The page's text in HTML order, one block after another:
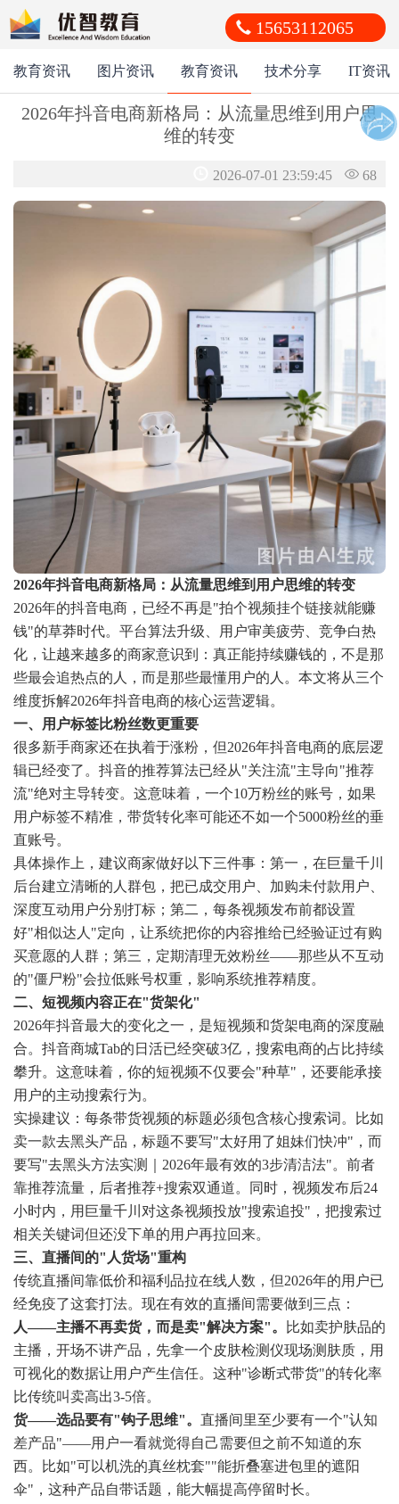
15653112065
教育资讯 图片资讯 教育资讯 技术分享 IT资讯
2026年抖音电商新格局：从流量思维到用户思
维的转变
2026-07-01 23:59:45 68
2026年抖音电商新格局：从流量思维到用户思维的转变
2026年的抖音电商，已经不再是"拍个视频挂个链接就能赚
钱"的草莽时代。平台算法升级、用户审美疲劳、竞争白热
化，让越来越多的商家意识到：真正能持续赚钱的，不是那
些最会追热点的人，而是那些最懂用户的人。本文将从三个
维度拆解2026年抖音电商的核心运营逻辑。
一、用户标签比粉丝数更重要
很多新手商家还在执着于涨粉，但2026年抖音电商的底层逻
辑已经变了。抖音的推荐算法已经从"关注流"主导向"推荐
流"绝对主导转变。这意味着，一个10万粉丝的账号，如果
用户标签不精准，带货转化率可能还不如一个5000粉丝的垂
直账号。
具体操作上，建议商家做好以下三件事：第一，在巨量千川
后台建立清晰的人群包，把已成交用户、加购未付款用户、
深度互动用户分别打标；第二，每条视频发布前都设置
好"相似达人"定向，让系统把你的内容推给已经验证过有购
买意愿的人群；第三，定期清理无效粉丝——那些从不互动
的"僵尸粉"会拉低账号权重，影响系统推荐精度。
二、短视频内容正在"货架化"
2026年抖音最大的变化之一，是短视频和货架电商的深度融
合。抖音商城Tab的日活已经突破3亿，搜索电商的占比持续
攀升。这意味着，你的短视频不仅要会"种草"，还要能承接
用户的主动搜索行为。
实操建议：每条带货视频的标题必须包含核心搜索词。比如
卖一款去黑头产品，标题不要写"太好用了姐妹们快冲"，而
要写"去黑头方法实测｜2026年最有效的3步清洁法"。前者
靠推荐流量，后者推荐+搜索双通道。同时，视频发布后24
小时内，用巨量千川对这条视频投放"搜索追投"，把搜索过
相关关键词但还没下单的用户再拉回来。
三、直播间的"人货场"重构
传统直播间靠低价和福利品拉在线人数，但2026年的用户已
经免疫了这套打法。现在有效的直播间需要做到三点：
人——主播不再卖货，而是卖"解决方案"。
比如卖护肤品的
主播，开场不讲产品，先拿一个皮肤检测仪现场测肤质，用
可视化的数据让用户产生信任。这种"诊断式带货"的转化率
比传统叫卖高出3-5倍。
货——选品要有"钩子思维"。 直播间里至少要有一个"认知
差产品"——用户一看就觉得自己需要但之前不知道的东
西。比如"可以机洗的真丝枕套""能折叠塞进包里的遮阳
伞"，这种产品自带话题，能大幅提高停留时长。
好友
朋友圈
收藏夹